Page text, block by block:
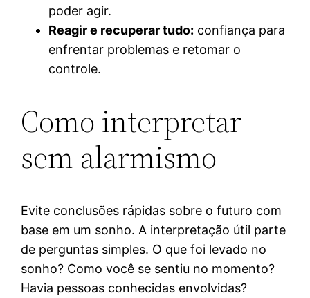
poder agir.
Reagir e recuperar tudo: confiança para
enfrentar problemas e retomar o
controle.
Como interpretar
sem alarmismo
Evite conclusões rápidas sobre o futuro com
base em um sonho. A interpretação útil parte
de perguntas simples. O que foi levado no
sonho? Como você se sentiu no momento?
Havia pessoas conhecidas envolvidas?